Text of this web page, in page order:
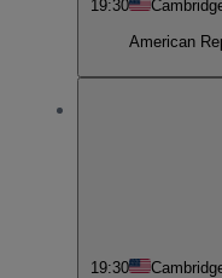
19:30
American
19:30